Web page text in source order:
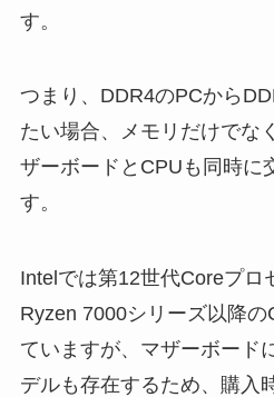
す。
つまり、DDR4のPCから
たい場合、メモリだけでな
ザーボードとCPUも同時に
す。
Intelでは第12世代Coreプロ
Ryzen 7000シリーズ以降
ていますが、マザーボード
デルも存在するため、購入